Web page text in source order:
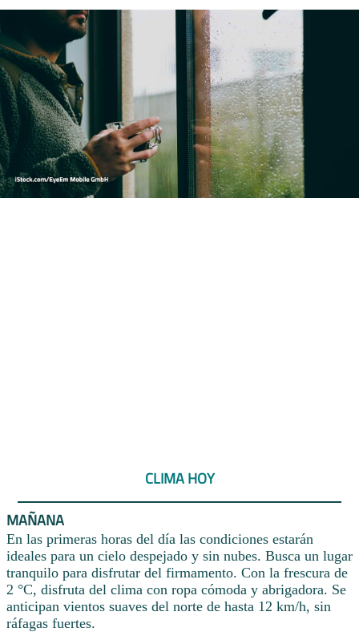
CLIMA HOY
MAÑANA
En las primeras horas del día las condiciones estarán
ideales para un cielo despejado y sin nubes. Busca un lugar
tranquilo para disfrutar del firmamento. Con la frescura de
2 °C, disfruta del clima con ropa cómoda y abrigadora. Se
anticipan vientos suaves del norte de hasta 12 km/h, sin
ráfagas fuertes.